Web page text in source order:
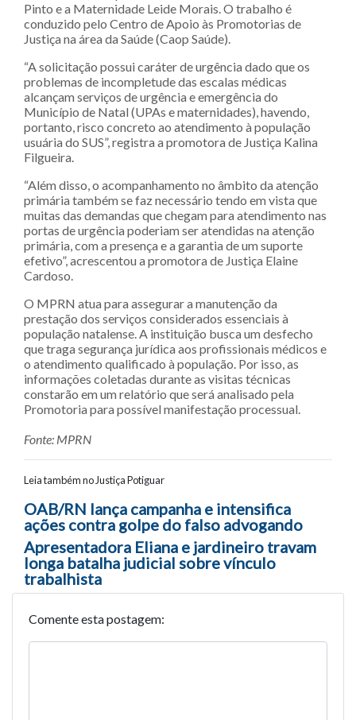
Pinto e a Maternidade Leide Morais. O trabalho é
conduzido pelo Centro de Apoio às Promotorias de
Justiça na área da Saúde (Caop Saúde).
“A solicitação possui caráter de urgência dado que os
problemas de incompletude das escalas médicas
alcançam serviços de urgência e emergência do
Município de Natal (UPAs e maternidades), havendo,
portanto, risco concreto ao atendimento à população
usuária do SUS”, registra a promotora de Justiça Kalina
Filgueira.
“Além disso, o acompanhamento no âmbito da atenção
primária também se faz necessário tendo em vista que
muitas das demandas que chegam para atendimento nas
portas de urgência poderiam ser atendidas na atenção
primária, com a presença e a garantia de um suporte
efetivo”, acrescentou a promotora de Justiça Elaine
Cardoso.
O MPRN atua para assegurar a manutenção da
prestação dos serviços considerados essenciais à
população natalense. A instituição busca um desfecho
que traga segurança jurídica aos profissionais médicos e
o atendimento qualificado à população. Por isso, as
informações coletadas durante as visitas técnicas
constarão em um relatório que será analisado pela
Promotoria para possível manifestação processual.
Fonte: MPRN
Leia também no Justiça Potiguar
Navegação entre posts
OAB/RN lança campanha e intensifica
ações contra golpe do falso advogando
Apresentadora Eliana e jardineiro travam
longa batalha judicial sobre vínculo
trabalhista
Comente esta postagem: